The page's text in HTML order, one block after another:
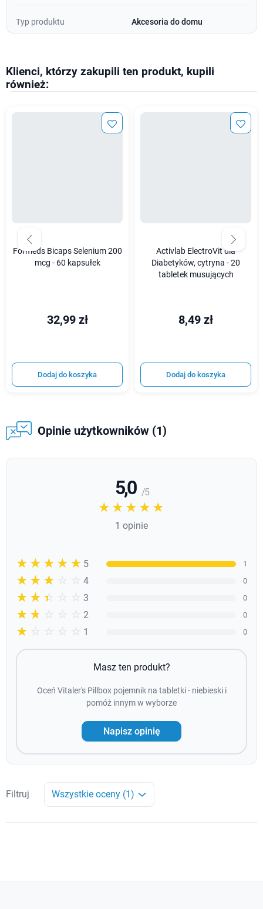
Typ produktu Akcesoria do domu
Klienci, którzy zakupili ten produkt, kupili
również:
Formeds Bicaps Selenium 200
mcg - 60 kapsułek
32,99 zł
Dodaj do koszyka
Activlab ElectroVit dla
Diabetyków, cytryna - 20
tabletek musujących
8,49 zł
Dodaj do koszyka
Opinie użytkowników (1)
5,0 / 5
☆☆☆☆☆
★★★★★
1 opinie
☆☆☆☆☆
★★★★★ 5 1
☆☆☆☆☆
★★★★ 4 0
☆☆☆☆☆
★★★ 3 0
☆☆☆☆☆
★★ 2 0
☆☆☆☆☆
★ 1 0
Masz ten produkt?
Oceń Vitaler's Pillbox pojemnik na tabletki - niebieski i
pomóż innym w wyborze
Napisz opinię
Filtruj Wszystkie oceny (1)